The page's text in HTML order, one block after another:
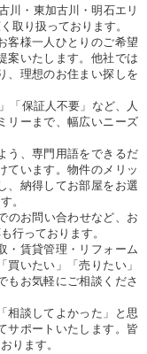
川・東加古川・明石エリ
取り扱っております。
客様一人ひとりのご希望
案いたします。他社では
、理想のお住まい探しを
「保証人不要」など、人
リーまで、幅広いニーズ
う、専門用語をできるだ
ています。物件のメリッ
、納得してお部屋をお選
。
のお問い合わせなど、お
行っております。
・賃貸管理・リフォーム
いたい」「売りたい」
もお気軽にご相談くださ
相談してよかった」と思
サポートいたします。皆
ります。